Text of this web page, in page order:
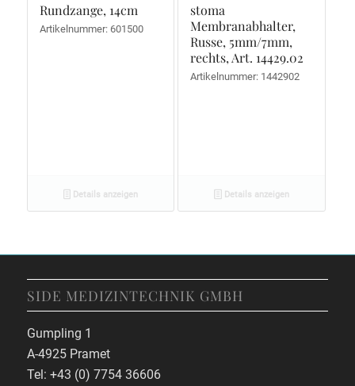
Rundzange, 14cm
Artikelnummer: 601500
Details anzeigen
stoma
Membranabhalter,
Russe, 5mm/7mm,
rechts, Art. 14429.02
Artikelnummer: 1442902
Details anzeigen
SIDE MEDIZINTECHNIK GMBH
Gumpling 1
A-4925 Pramet
Tel: +43 (0) 7754 36606